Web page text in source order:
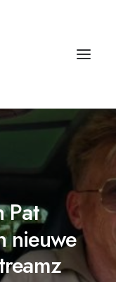
Pat
nieuwe